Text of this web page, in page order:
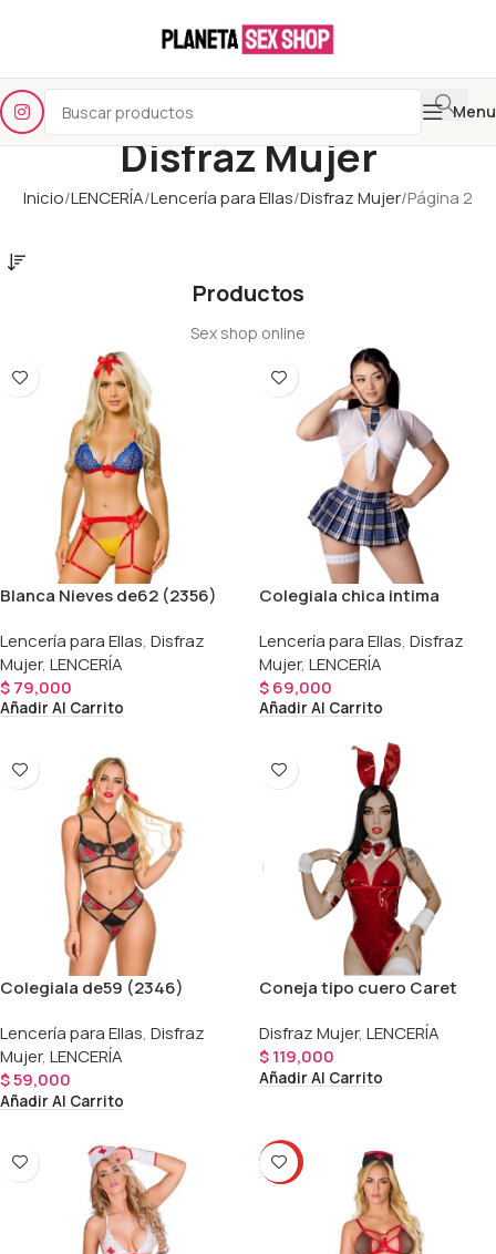
Menu
Disfraz Mujer
Inicio LENCERÍA Lencería para Ellas Disfraz Mujer Página 2
Productos
Sex shop online
Blanca Nieves de62 (2356)
Lencería para Ellas, Disfraz
Mujer, LENCERÍA
$79,000
Añadir Al Carrito
Colegiala chica intima
Lencería para Ellas, Disfraz
Mujer, LENCERÍA
$69,000
Añadir Al Carrito
Colegiala de59 (2346)
Lencería para Ellas, Disfraz
Mujer, LENCERÍA
$59,000
Añadir Al Carrito
Coneja tipo cuero Caret
Disfraz Mujer, LENCERÍA
$119,000
Añadir Al Carrito
HOT